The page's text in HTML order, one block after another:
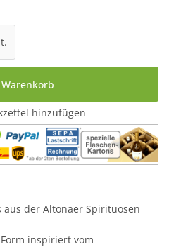
den gewünschten
hinzufügen
aus der Altonaer Spirituosen
inspiriert vom